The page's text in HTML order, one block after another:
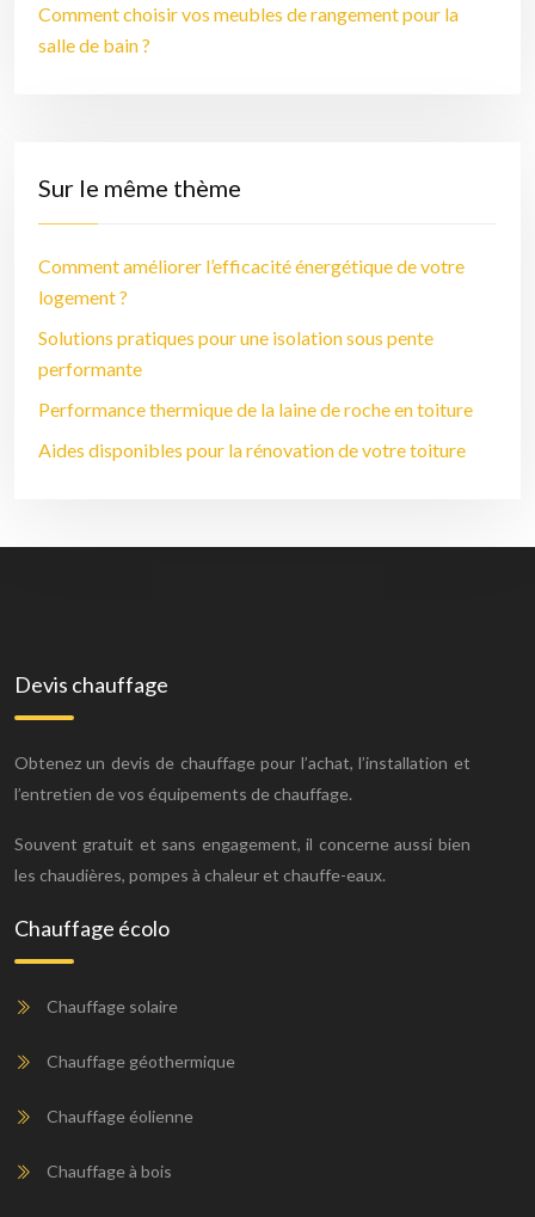
Comment choisir vos meubles de rangement pour la
salle de bain ?
Sur le même thème
Comment améliorer l’efficacité énergétique de votre
logement ?
Solutions pratiques pour une isolation sous pente
performante
Performance thermique de la laine de roche en toiture
Aides disponibles pour la rénovation de votre toiture
Devis chauffage
Obtenez un devis de chauffage pour l’achat, l’installation et
l’entretien de vos équipements de chauffage.
Souvent gratuit et sans engagement, il concerne aussi bien
les chaudières, pompes à chaleur et chauffe-eaux.
Chauffage écolo
Chauffage solaire
Chauffage géothermique
Chauffage éolienne
Chauffage à bois